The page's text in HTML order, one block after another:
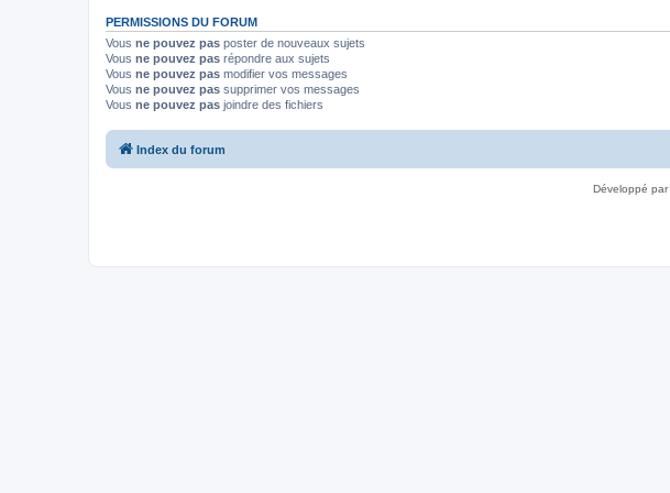
PERMISSIONS DU FORUM
Vous ne pouvez pas poster de nouveaux sujets
Vous ne pouvez pas répondre aux sujets
Vous ne pouvez pas modifier vos messages
Vous ne pouvez pas supprimer vos messages
Vous ne pouvez pas joindre des fichiers
Index du forum
Développé par